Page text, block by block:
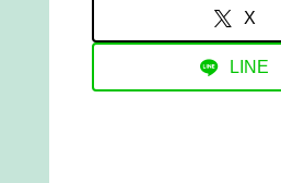
X
LINE